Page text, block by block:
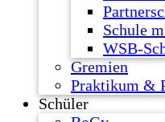
Schule
WSB-
Gremien
Praktikum &
Schüler